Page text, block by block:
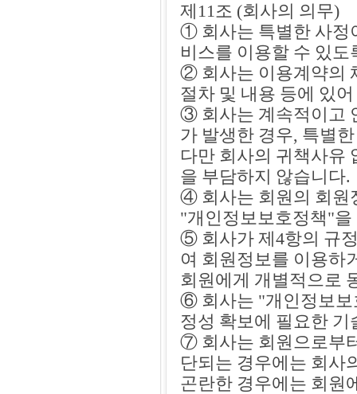
제11조 (회사의 의무)
① 회사는 특별한 사정
비스를 이용할 수 있
② 회사는 이용계약의
절차 및 내용 등에 있
③ 회사는 계속적이고
가 발생한 경우, 특별
다만 회사의 귀책사유
을 부담하지 않습니다.
④ 회사는 회원의 회원
"개인정보보호정책"
⑤ 회사가 제4항의 규
여 회원정보를 이용하
회원에게 개별적으로
⑥ 회사는 "개인정보보
정성 확보에 필요한
⑦ 회사는 회원으로부
단되는 경우에는 회사
곤란한 경우에는 회원